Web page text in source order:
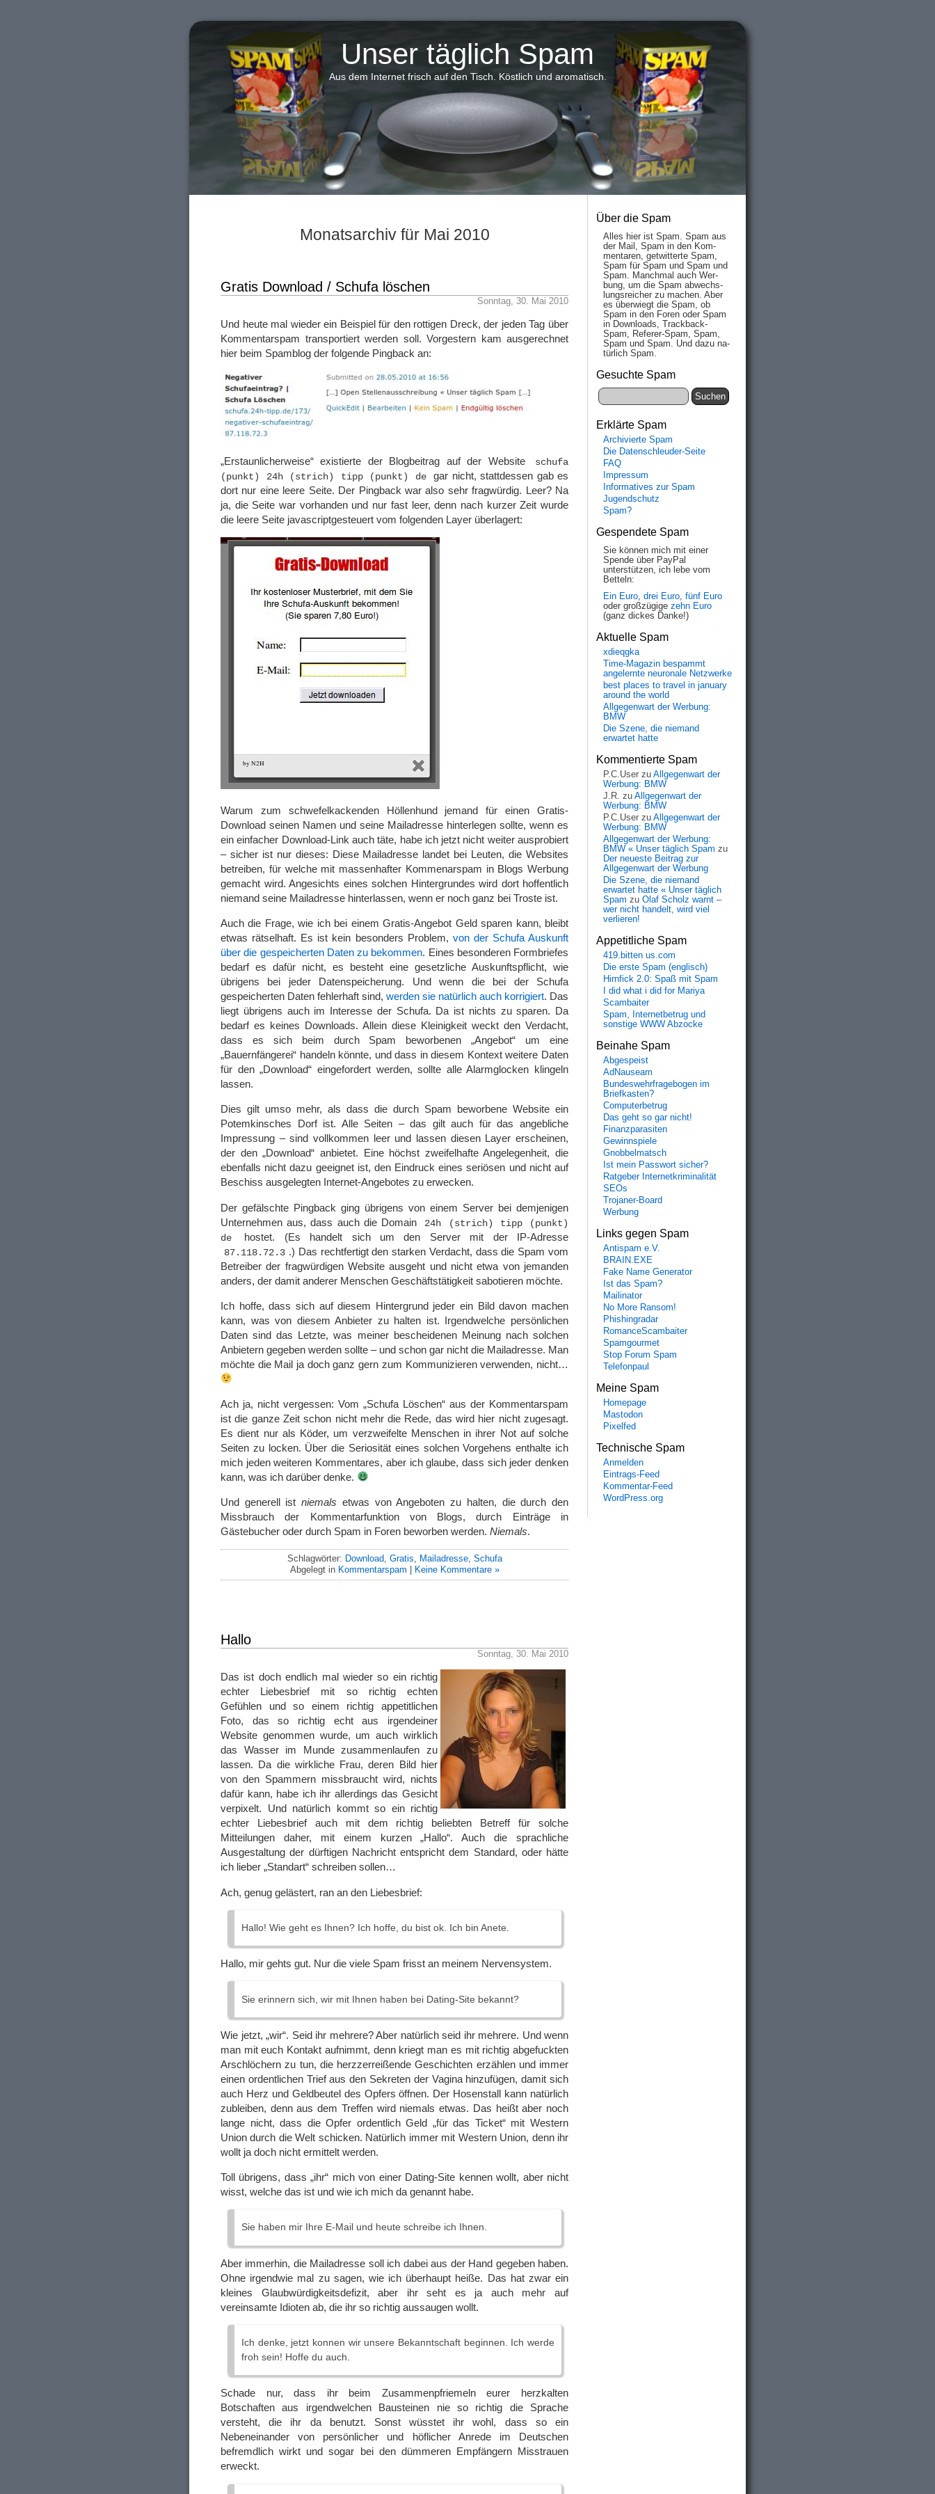
Unser täglich Spam
Aus dem Internet frisch auf den Tisch. Köstlich und aromatisch.
Monatsarchiv für Mai 2010
Gratis Download / Schufa löschen
Sonntag, 30. Mai 2010
Und heute mal wieder ein Beispiel für den rottigen Dreck, der jeden Tag über
Kommentarspam transportiert werden soll. Vorgestern kam ausgerechnet
hier beim Spamblog der folgende Pingback an:
„Erstaunlicherweise“ existierte der Blogbeitrag auf der Website
schufa
(punkt) 24h (strich) tipp (punkt) de
gar nicht, stattdessen gab es
dort nur eine leere Seite. Der Pingback war also sehr fragwürdig. Leer? Na
ja, die Seite war vorhanden und nur fast leer, denn nach kurzer Zeit wurde
die leere Seite javascriptgesteuert vom folgenden Layer überlagert:
Warum zum schwefelkackenden Höllenhund jemand für einen Gratis-
Download seinen Namen und seine Mailadresse hinterlegen sollte, wenn es
ein einfacher Download-Link auch täte, habe ich jetzt nicht weiter ausprobiert
– sicher ist nur dieses: Diese Mailadresse landet bei Leuten, die Websites
betreiben, für welche mit massenhafter Kommenarspam in Blogs Werbung
gemacht wird. Angesichts eines solchen Hintergrundes wird dort hoffentlich
niemand seine Mailadresse hinterlassen, wenn er noch ganz bei Troste ist.
Auch die Frage, wie ich bei einem Gratis-Angebot Geld sparen kann, bleibt
etwas rätselhaft. Es ist kein besonders Problem, von der Schufa Auskunft
über die gespeicherten Daten zu bekommen. Eines besonderen Formbriefes
bedarf es dafür nicht, es besteht eine gesetzliche Auskunftspflicht, wie
übrigens bei jeder Datenspeicherung. Und wenn die bei der Schufa
gespeicherten Daten fehlerhaft sind, werden sie natürlich auch korrigiert. Das
liegt übrigens auch im Interesse der Schufa. Da ist nichts zu sparen. Da
bedarf es keines Downloads. Allein diese Kleinigkeit weckt den Verdacht,
dass es sich beim durch Spam beworbenen „Angebot“ um eine
„Bauernfängerei“ handeln könnte, und dass in diesem Kontext weitere Daten
für den „Download“ eingefordert werden, sollte alle Alarmglocken klingeln
lassen.
Dies gilt umso mehr, als dass die durch Spam beworbene Website ein
Potemkinsches Dorf ist. Alle Seiten – das gilt auch für das angebliche
Impressung – sind vollkommen leer und lassen diesen Layer erscheinen,
der den „Download“ anbietet. Eine höchst zweifelhafte Angelegenheit, die
ebenfalls nicht dazu geeignet ist, den Eindruck eines seriösen und nicht auf
Beschiss ausgelegten Internet-Angebotes zu erwecken.
Der gefälschte Pingback ging übrigens von einem Server bei demjenigen
Unternehmen aus, dass auch die Domain
24h (strich) tipp (punkt)
de
hostet. (Es handelt sich um den Server mit der IP-Adresse
87.118.72.3 .) Das rechtfertigt den starken Verdacht, dass die Spam vom
Betreiber der fragwürdigen Website ausgeht und nicht etwa von jemanden
anders, der damit anderer Menschen Geschäftstätigkeit sabotieren möchte.
Ich hoffe, dass sich auf diesem Hintergrund jeder ein Bild davon machen
kann, was von diesem Anbieter zu halten ist. Irgendwelche persönlichen
Daten sind das Letzte, was meiner bescheidenen Meinung nach solchen
Anbietern gegeben werden sollte – und schon gar nicht die Mailadresse. Man
möchte die Mail ja doch ganz gern zum Kommunizieren verwenden, nicht…
Ach ja, nicht vergessen: Vom „Schufa Löschen“ aus der Kommentarspam
ist die ganze Zeit schon nicht mehr die Rede, das wird hier nicht zugesagt.
Es dient nur als Köder, um verzweifelte Menschen in ihrer Not auf solche
Seiten zu locken. Über die Seriosität eines solchen Vorgehens enthalte ich
mich jeden weiteren Kommentares, aber ich glaube, dass sich jeder denken
kann, was ich darüber denke.
Und generell istniemals etwas von Angeboten zu halten, die durch den
Missbrauch der Kommentarfunktion von Blogs, durch Einträge in
Gästebucher oder durch Spam in Foren beworben werden. Niemals.
Schlagwörter: Download, Gratis, Mailadresse, Schufa
Abgelegt in Kommentarspam Keine Kommentare »
Hallo
Sonntag, 30. Mai 2010
Das ist doch endlich mal wieder so ein richtig
echter Liebesbrief mit so richtig echten
Gefühlen und so einem richtig appetitlichen
Foto, das so richtig echt aus irgendeiner
Website genommen wurde, um auch wirklich
das Wasser im Munde zusammenlaufen zu
lassen. Da die wirkliche Frau, deren Bild hier
von den Spammern missbraucht wird, nichts
dafür kann, habe ich ihr allerdings das Gesicht
verpixelt. Und natürlich kommt so ein richtig
echter Liebesbrief auch mit dem richtig beliebten Betreff für solche
Mitteilungen daher, mit einem kurzen „Hallo“. Auch die sprachliche
Ausgestaltung der dürftigen Nachricht entspricht dem Standard, oder hätte
ich lieber „Standart“ schreiben sollen…
Ach, genug gelästert, ran an den Liebesbrief:
Hallo! Wie geht es Ihnen? Ich hoffe, du bist ok. Ich bin Anete.
Hallo, mir gehts gut. Nur die viele Spam frisst an meinem Nervensystem.
Sie erinnern sich, wir mit Ihnen haben bei Dating-Site bekannt?
Wie jetzt, „wir“. Seid ihr mehrere? Aber natürlich seid ihr mehrere. Und wenn
man mit euch Kontakt aufnimmt, denn kriegt man es mit richtig abgefuckten
Arschlöchern zu tun, die herzzerreißende Geschichten erzählen und immer
einen ordentlichen Trief aus den Sekreten der Vagina hinzufügen, damit sich
auch Herz und Geldbeutel des Opfers öffnen. Der Hosenstall kann natürlich
zubleiben, denn aus dem Treffen wird niemals etwas. Das heißt aber noch
lange nicht, dass die Opfer ordentlich Geld „für das Ticket“ mit Western
Union durch die Welt schicken. Natürlich immer mit Western Union, denn ihr
wollt ja doch nicht ermittelt werden.
Toll übrigens, dass „ihr“ mich von einer Dating-Site kennen wollt, aber nicht
wisst, welche das ist und wie ich mich da genannt habe.
Sie haben mir Ihre E-Mail und heute schreibe ich Ihnen.
Aber immerhin, die Mailadresse soll ich dabei aus der Hand gegeben haben.
Ohne irgendwie mal zu sagen, wie ich überhaupt heiße. Das hat zwar ein
kleines Glaubwürdigkeitsdefizit, aber ihr seht es ja auch mehr auf
vereinsamte Idioten ab, die ihr so richtig aussaugen wollt.
Ich denke, jetzt konnen wir unsere Bekanntschaft beginnen. Ich werde
froh sein! Hoffe du auch.
Schade nur, dass ihr beim Zusammenpfriemeln eurer herzkalten
Botschaften aus irgendwelchen Bausteinen nie so richtig die Sprache
versteht, die ihr da benutzt. Sonst wüsstet ihr wohl, dass so ein
Nebeneinander von persönlicher und höflicher Anrede im Deutschen
befremdlich wirkt und sogar bei den dümmeren Empfängern Misstrauen
erweckt.
Über die Spam
Alles hier ist Spam. Spam aus
der Mail, Spam in den Kom­
men­taren, ge­twit­ter­te Spam,
Spam für Spam und Spam und
Spam. Manch­mal auch Wer­
bung, um die Spam ab­wechs­
lungs­reich­er zu mach­en. Aber
es über­wiegt die Spam, ob
Spam in den Fo­ren oder Spam
in Down­loads, Track­back-
Spam, Re­fe­rer-Spam, Spam,
Spam und Spam. Und da­zu na­
tür­lich Spam.
Gesuchte Spam
Erklärte Spam
Archivierte Spam
Die Datenschleuder-Seite
FAQ
Impressum
Informatives zur Spam
Jugendschutz
Spam?
Gespendete Spam
Sie können mich mit einer
Spende über PayPal
unterstützen, ich lebe vom
Betteln:
Ein Euro, drei Euro, fünf Euro
oder großzügige zehn Euro
(ganz dickes Danke!)
Aktuelle Spam
xdieqgka
Time-Magazin bespammt
angelernte neuronale Netzwerke
best places to travel in january
around the world
Allgegenwart der Werbung:
BMW
Die Szene, die niemand
erwartet hatte
Kommentierte Spam
P.C.User zu Allgegenwart der
Werbung: BMW
J.R. zu Allgegenwart der
Werbung: BMW
P.C.User zu Allgegenwart der
Werbung: BMW
Allgegenwart der Werbung:
BMW « Unser täglich Spam zu
Der neueste Beitrag zur
Allgegenwart der Werbung
Die Szene, die niemand
erwartet hatte « Unser täglich
Spam zu Olaf Scholz warnt –
wer nicht handelt, wird viel
verlieren!
Appetitliche Spam
419.bitten us.com
Die erste Spam (englisch)
Hirnfick 2.0: Spaß mit Spam
I did what i did for Mariya
Scambaiter
Spam, Internetbetrug und
sonstige WWW Abzocke
Beinahe Spam
Abgespeist
AdNauseam
Bundeswehrfragebogen im
Briefkasten?
Computerbetrug
Das geht so gar nicht!
Finanzparasiten
Gewinnspiele
Gnobbelmatsch
Ist mein Passwort sicher?
Ratgeber Internetkriminalität
SEOs
Trojaner-Board
Werbung
Links gegen Spam
Antispam e.V.
BRAIN.EXE
Fake Name Generator
Ist das Spam?
Mailinator
No More Ransom!
Phishingradar
RomanceScambaiter
Spamgourmet
Stop Forum Spam
Telefonpaul
Meine Spam
Homepage
Mastodon
Pixelfed
Technische Spam
Anmelden
Eintrags-Feed
Kommentar-Feed
WordPress.org